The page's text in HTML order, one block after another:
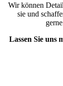
Wir können
sie und
Lassen Sie uns